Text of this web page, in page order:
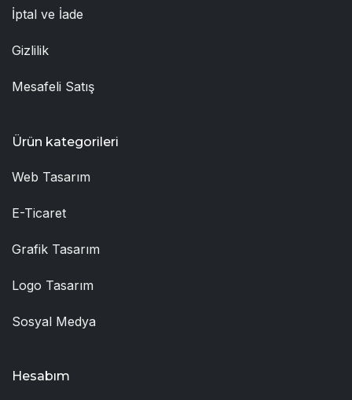
İptal ve İade
Gizlilik
Mesafeli Satış
Ürün kategorileri
Web Tasarım
E-Ticaret
Grafik Tasarım
Logo Tasarım
Sosyal Medya
Hesabım